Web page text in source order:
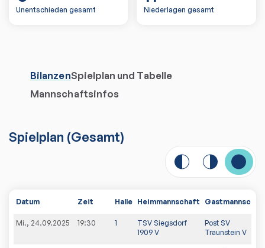
Unentschieden gesamt Niederlagen gesamt
BilanzenSpielplan und Tabelle
Mannschaftsinfos
Spielplan (Gesamt)
Datum Zeit Halle Heimmannschaft
Mi., 24.09.2025 19:30 1
TSV Siegsdorf
1909 V
Post SV
Traunstein V